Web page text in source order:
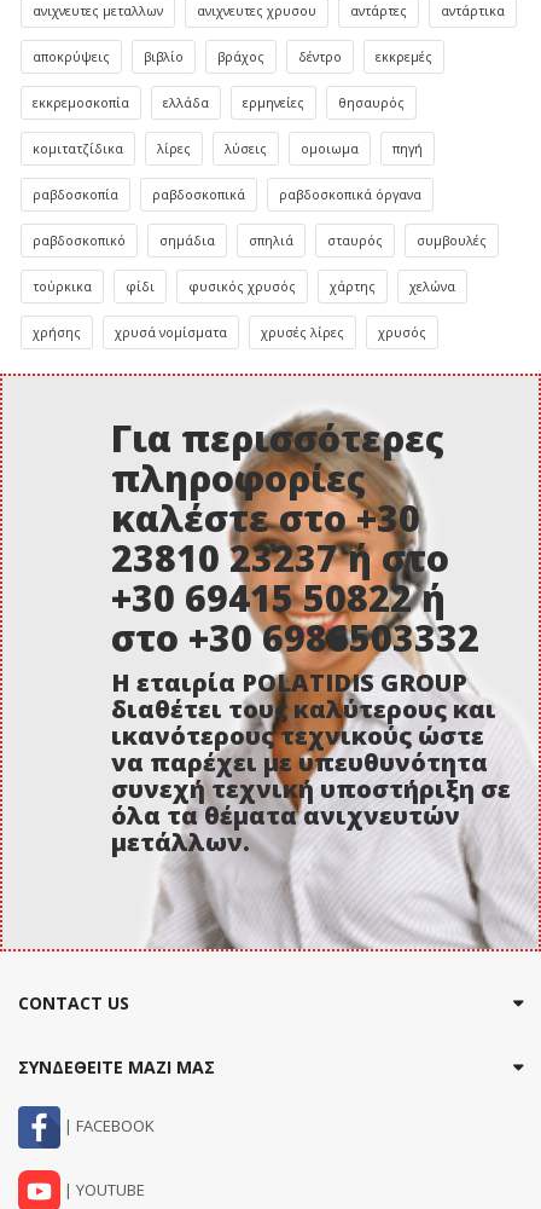
ανιχνευτες μεταλλων ανιχνευτες χρυσου αντάρτες αντάρτικα
αποκρύψεις βιβλίο βράχος δέντρο εκκρεμές
εκκρεμοσκοπία ελλάδα ερμηνείες θησαυρός
κομιτατζίδικα λίρες λύσεις ομοιωμα πηγή
ραβδοσκοπία ραβδοσκοπικά ραβδοσκοπικά όργανα
ραβδοσκοπικό σημάδια σπηλιά σταυρός συμβουλές
τούρκικα φίδι φυσικός χρυσός χάρτης χελώνα
χρήσης χρυσά νομίσματα χρυσές λίρες χρυσός
Για περισσότερες
πληροφορίες
καλέστε στο +30
23810 23237 ή στο
+30 69415 50822 ή
στο +30 6986503332
Η εταιρία POLATIDIS GROUP
διαθέτει τους καλύτερους και
ικανότερους τεχνικούς ώστε
να παρέχει με υπευθυνότητα
συνεχή τεχνική υποστήριξη σε
όλα τα θέματα ανιχνευτών
μετάλλων.
CONTACT US
ΣΥΝΔΕΘΕΙΤΕ ΜΑΖΙ ΜΑΣ
| FACEBOOK
| YOUTUBE